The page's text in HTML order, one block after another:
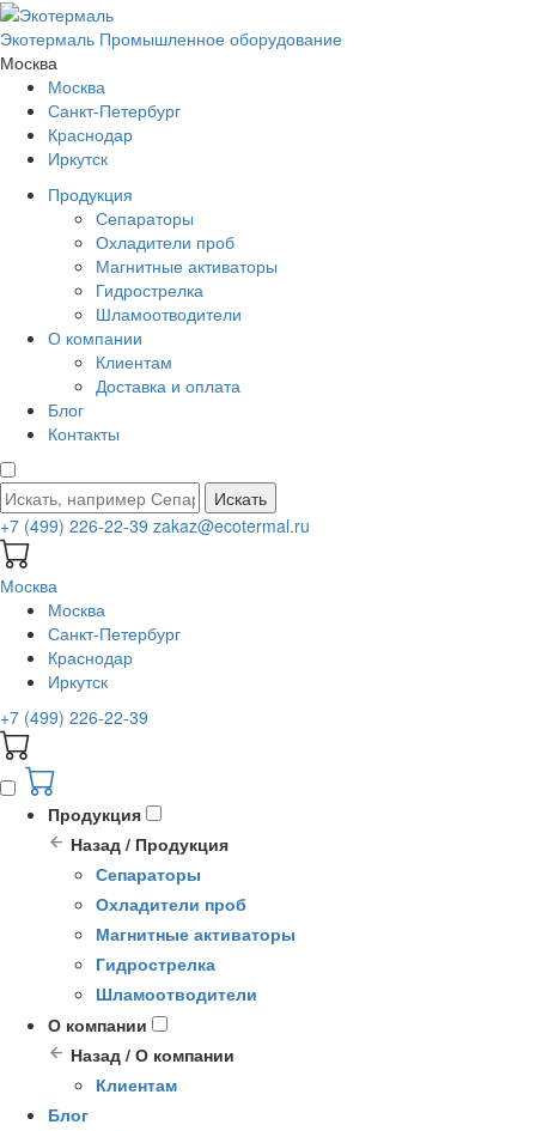
Экотермаль Промышленное оборудование
Москва
Москва
Санкт-Петербург
Краснодар
Иркутск
Продукция
Сепараторы
Охладители проб
Магнитные активаторы
Гидрострелка
Шламоотводители
О компании
Клиентам
Доставка и оплата
Блог
Контакты
Искать
+7 (499) 226-22-39 zakaz@ecotermal.ru
Москва
Москва
Санкт-Петербург
Краснодар
Иркутск
+7 (499) 226-22-39
Продукция
Назад / Продукция
Сепараторы
Охладители проб
Магнитные активаторы
Гидрострелка
Шламоотводители
О компании
Назад / О компании
Клиентам
Блог